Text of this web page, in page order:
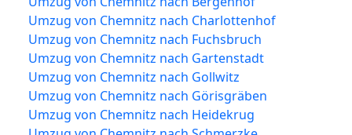
Umzug von Chemnitz nach Charlottenhof
Umzug von Chemnitz nach Fuchsbruch
Umzug von Chemnitz nach Gartenstadt
Umzug von Chemnitz nach Gollwitz
Umzug von Chemnitz nach Görisgräben
Umzug von Chemnitz nach Heidekrug